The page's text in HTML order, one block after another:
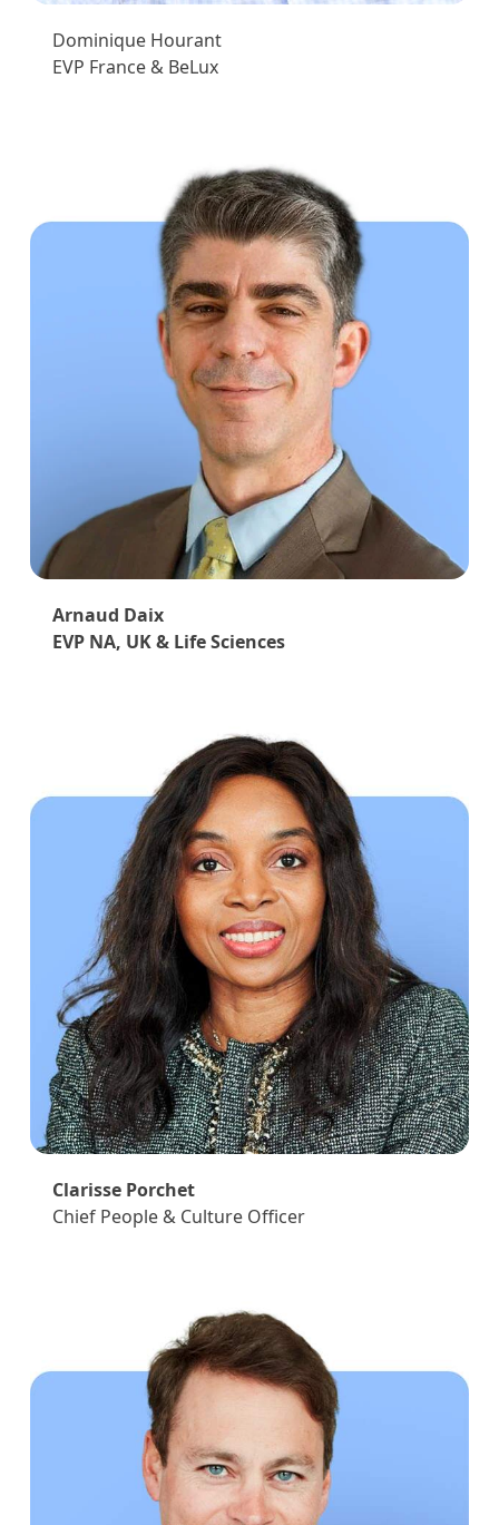
Dominique Hourant
EVP France & BeLux
Arnaud Daix
EVP NA, UK & Life Sciences
Clarisse Porchet
Chief People & Culture Officer